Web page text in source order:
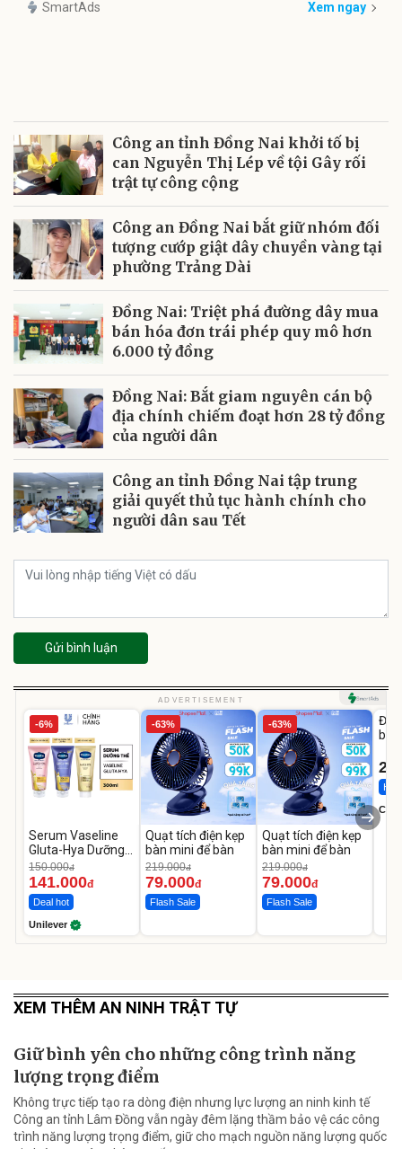
SmartAds Xem ngay
Công an tỉnh Đồng Nai khởi tố bị
can Nguyễn Thị Lép về tội Gây rối
trật tự công cộng
Công an Đồng Nai bắt giữ nhóm đối
tượng cướp giật dây chuyền vàng tại
phường Trảng Dài
Đồng Nai: Triệt phá đường dây mua
bán hóa đơn trái phép quy mô hơn
6.000 tỷ đồng
Đồng Nai: Bắt giam nguyên cán bộ
địa chính chiếm đoạt hơn 28 tỷ đồng
của người dân
Công an tỉnh Đồng Nai tập trung
giải quyết thủ tục hành chính cho
người dân sau Tết
Gửi bình luận
ADVERTISEMENT
-6%
Serum Vaseline
Gluta-Hya Dưỡng
Da Sáng Mịn Sau 7
Ngày
150.000đ
141.000đ
Deal hot
Unilever
-63%
Quạt tích điện kẹp
bàn mini để bàn
219.000đ
79.000đ
Flash Sale
-63%
Quạt tích điện kẹp
bàn mini để bàn
219.000đ
79.000đ
Flash Sale
Đai
bé
Hot
XEM THÊM AN NINH TRẬT TỰ
Giữ bình yên cho những công trình năng
lượng trọng điểm
Không trực tiếp tạo ra dòng điện nhưng lực lượng an ninh kinh tế
Công an tỉnh Lâm Đồng vẫn ngày đêm lặng thầm bảo vệ các công
trình năng lượng trọng điểm, giữ cho mạch nguồn năng lượng quốc